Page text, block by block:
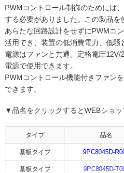
PWMコントロール制御のためには
する必要がありました。この製品を
あらたな回路設計をせずにPWMコ
活用でき、装置の低消費電力、低騒
電源はファンと共通。定格電圧12V/
電源で使用できます。
PWMコントロール機能付きファン
できます。
▼品名をクリックするとWEBショッ
タイプ 品名
基板タイプ 9PC8045D-
基板タイプ 9PC8045D-